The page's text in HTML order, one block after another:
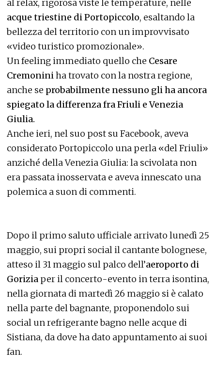
al relax, rigorosa viste le temperature, nelle
acque triestine di Portopiccolo, esaltando la
bellezza del territorio con un improvvisato
«video turistico promozionale».
Un feeling immediato quello che Cesare
Cremoniniha trovato con la nostra regione,
anche se probabilmente nessuno gli ha ancora
spiegato la differenza fra Friuli e Venezia
Giulia.
Anche ieri, nel suo post su Facebook, aveva
considerato Portopiccolo una perla «del Friuli»
anziché della Venezia Giulia: la scivolata non
era passata inosservata e aveva innescato una
polemica a suon di commenti.
Dopo il primo saluto ufficiale arrivato lunedì 25
maggio, sui propri social il cantante bolognese,
atteso il 31 maggio sul palco dell’aeroporto di
Gorizia per il concerto-evento in terra isontina,
nella giornata di martedì 26 maggio si è calato
nella parte del bagnante, proponendolo sui
social un refrigerante bagno nelle acque di
Sistiana, da dove ha dato appuntamento ai suoi
fan.